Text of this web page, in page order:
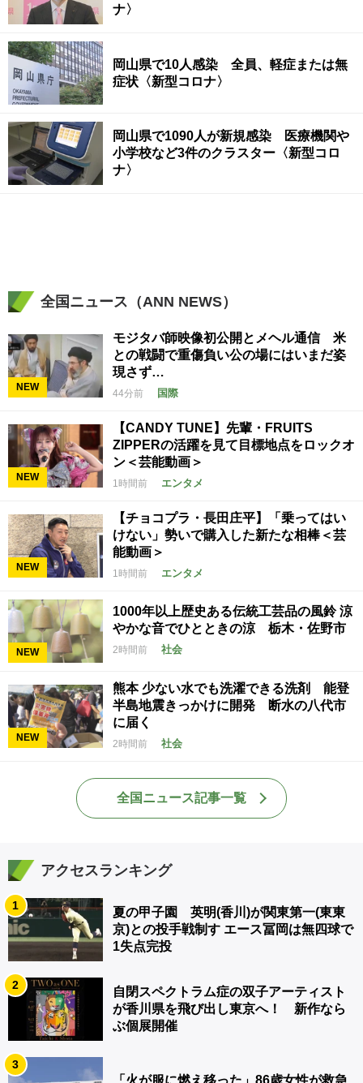
ナ〉
岡山県で10人感染 全員、軽症または無
症状〈新型コロナ〉
岡山県で1090人が新規感染 医療機関や
小学校など3件のクラスター〈新型コロ
ナ〉
全国ニュース（ANN NEWS）
NEW
モジタバ師映像初公開とメヘル通信 米
との戦闘で重傷負い公の場にはいまだ姿
現さず…
44分前 国際
NEW
【CANDY TUNE】先輩・FRUITS
ZIPPERの活躍を見て目標地点をロックオ
ン＜芸能動画＞
1時間前 エンタメ
NEW
【チョコプラ・長田庄平】「乗ってはい
けない」勢いで購入した新たな相棒＜芸
能動画＞
1時間前 エンタメ
NEW
1000年以上歴史ある伝統工芸品の風鈴 涼
やかな音でひとときの涼 栃木・佐野市
2時間前 社会
NEW
熊本 少ない水でも洗濯できる洗剤 能登
半島地震きっかけに開発 断水の八代市
に届く
2時間前 社会
全国ニュース記事一覧
アクセスランキング
1
夏の甲子園 英明(香川)が関東第一(東東
京)との投手戦制す エース冨岡は無四球で
1失点完投
2
自閉スペクトラム症の双子アーティスト
が香川県を飛び出し東京へ！ 新作なら
ぶ個展開催
3
「火が服に燃え移った」86歳女性が救急